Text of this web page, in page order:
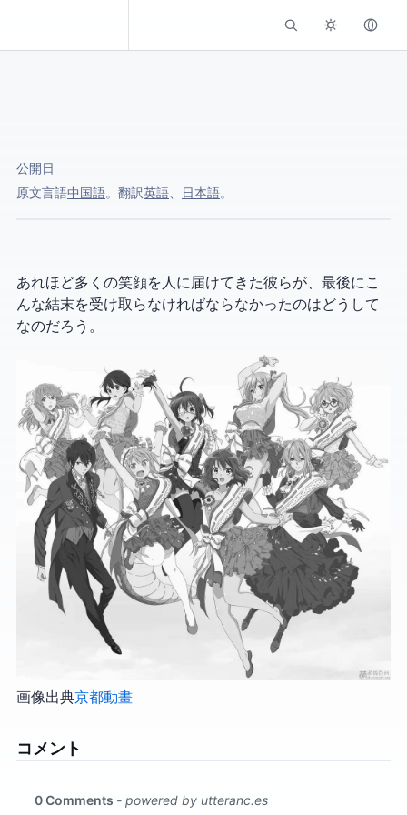
公開日
原文言語:中国語。 AI翻訳:英語、 日本語。
あれほど多くの笑顔を人に届けてきた彼らが、最後にこ
んな結末を受け取らなければならなかったのはどうして
なのだろう。
画像出典:Moegirl-京都動畫
コメント